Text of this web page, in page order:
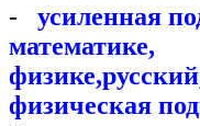
- усиленная
математике,
физическая